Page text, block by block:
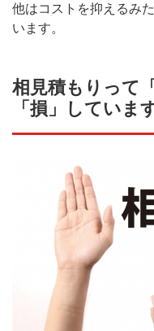
他はコストを抑えるみ
います。
相見積もりって
「損」していま